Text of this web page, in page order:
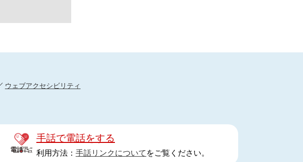
ウェブアクセシビリティ
手話で電話をする
利用方法： 手話リンクについて をご覧ください。